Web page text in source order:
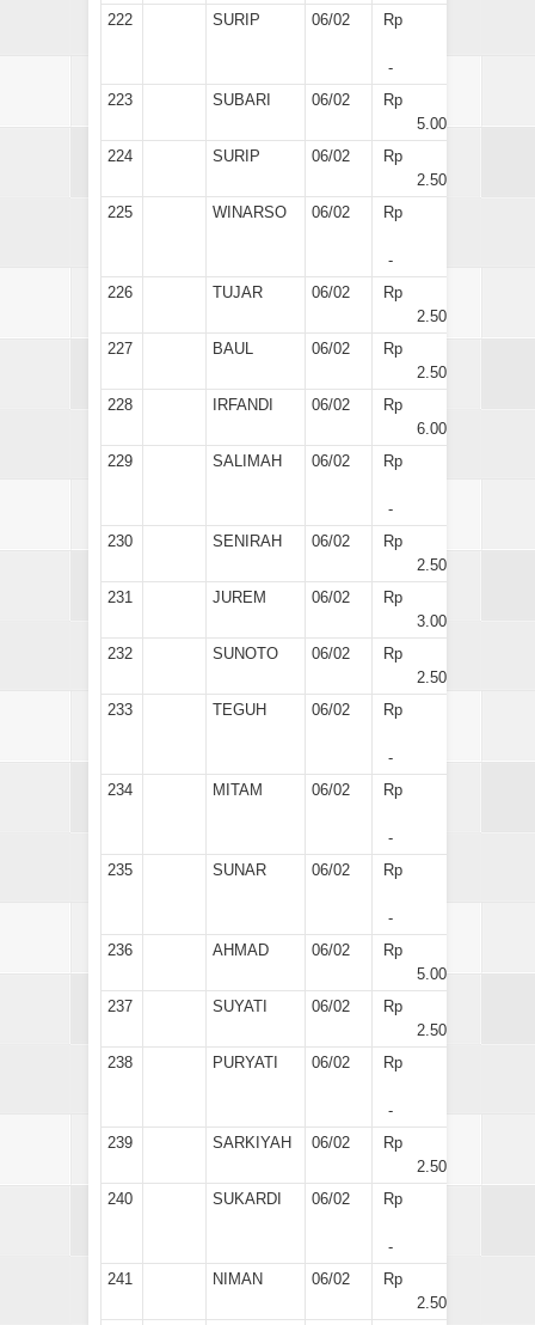
222
SURIP 06/02 Rp
-
223
SUBARI 06/02
Rp
5.000
224
SURIP 06/02
Rp
2.500
225
WINARSO 06/02 Rp
-
226
TUJAR 06/02
Rp
2.500
227
BAUL 06/02
Rp
2.500
228
IRFANDI 06/02
Rp
6.000
229
SALIMAH 06/02 Rp
-
230
SENIRAH 06/02
Rp
2.500
231
JUREM 06/02
Rp
3.000
232
SUNOTO 06/02
Rp
2.500
233
TEGUH 06/02 Rp
-
234
MITAM 06/02 Rp
-
235
SUNAR 06/02 Rp
-
236
AHMAD 06/02
Rp
5.000
237
SUYATI 06/02
Rp
2.500
238
PURYATI 06/02 Rp
-
239
SARKIYAH 06/02
Rp
2.500
240
SUKARDI 06/02 Rp
-
241
NIMAN 06/02
Rp
2.500